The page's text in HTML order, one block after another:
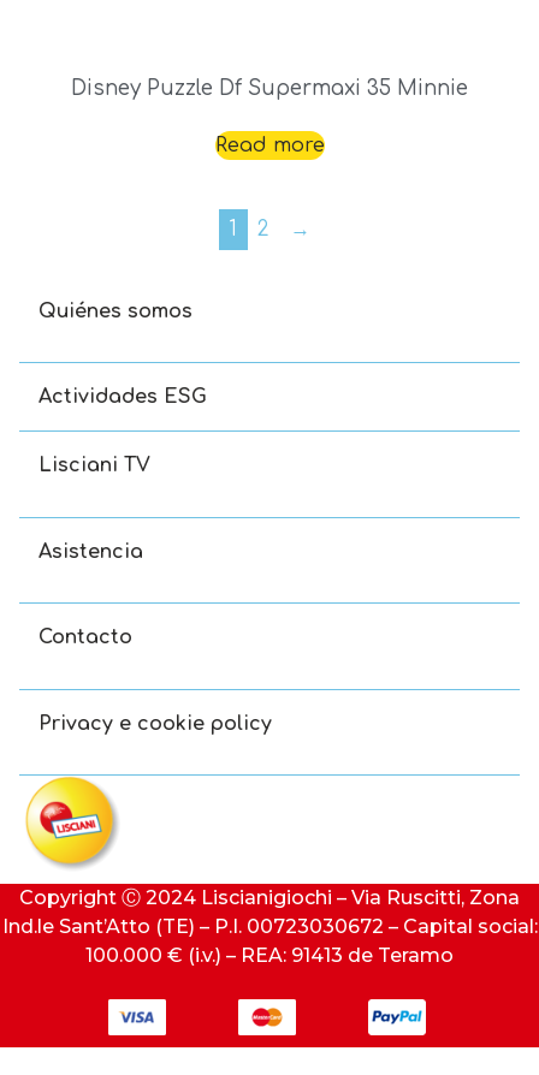
Disney Puzzle Df Supermaxi 35 Minnie
Read more
1 2 →
Quiénes somos
Actividades ESG
Lisciani TV
Asistencia
Contacto
Privacy e cookie policy
Copyright Ⓒ 2024 Liscianigiochi – Via Ruscitti, Zona
Ind.le Sant’Atto (TE) – P.I. 00723030672 – Capital social:
100.000 € (i.v.) – REA: 91413 de Teramo